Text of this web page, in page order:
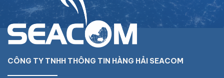
CÔNG TY TNHH THÔNG TIN HÀNG HẢI SEACOM